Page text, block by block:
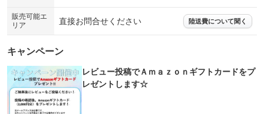
販売可能エ
リア
直接お問合せください 陸送費について聞く
キャンペーン
レビュー投稿でＡｍａｚｏｎギフトカードをプ
レゼントします☆